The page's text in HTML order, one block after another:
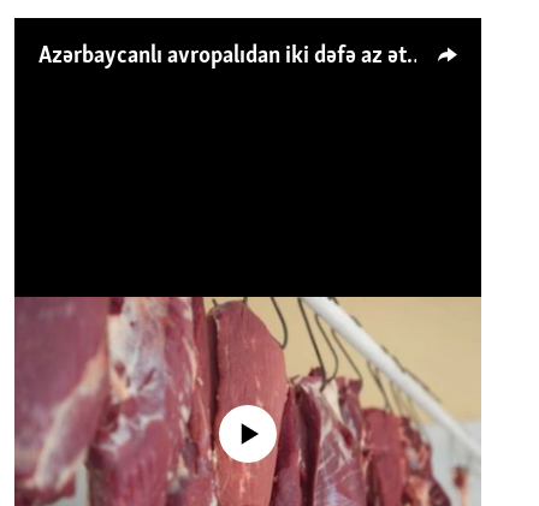
Azərbaycanlı avropalıdan iki dəfə az ət yeyir, amma... 'Qiymət artımı qaçılmazdır'
No media source currently available